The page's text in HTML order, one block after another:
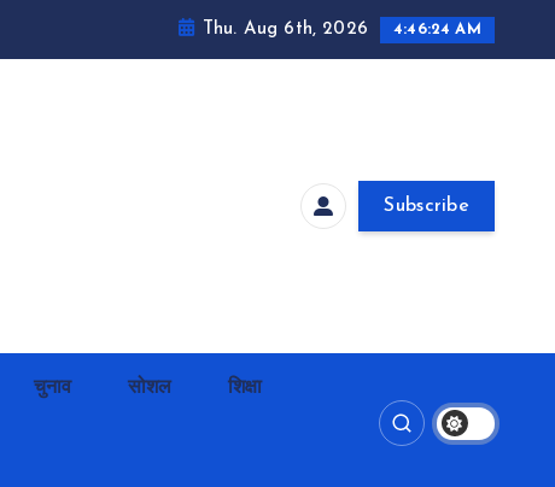
Thu. Aug 6th, 2026 4:46:24 AM
Subscribe
चुनाव सोशल शिक्षा